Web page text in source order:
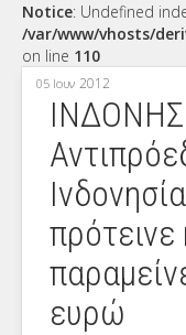
Notice: Undefined
/var/www/vhosts/
on line 110
05 Ιουν 2012
ευρώ